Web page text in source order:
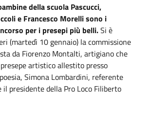
della scuola Pascucci,
e Francesco Morelli sono i
per i presepi più belli.Si è
(martedì 10 gennaio) la commissione
da Fiorenzo Montalti, artigiano che
artistico allestito presso
Simona Lombardini, referente
il presidente della Pro Loco Filiberto